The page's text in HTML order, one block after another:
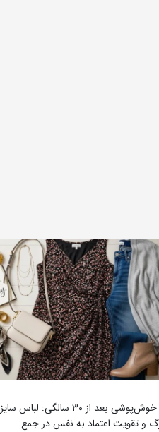
راز خوش‌پوشی بعد از ۳۰ سالگی: لباس سایز
و تقویت اعتماد به نفس در جمع